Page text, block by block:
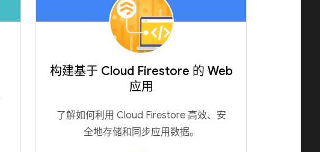
构建基于 Cloud Firestore 的 Web
应用
了解如何利用 Cloud Firestore 高效、安
全地存储和同步应用数据。